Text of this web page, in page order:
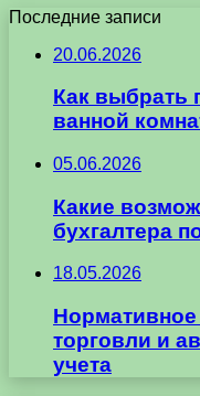
Последние записи
20.06.2026
Как выбрать
ванной
05.06.2026
Какие
бухгалтера
18.05.2026
Нормативное
торговли и
учета